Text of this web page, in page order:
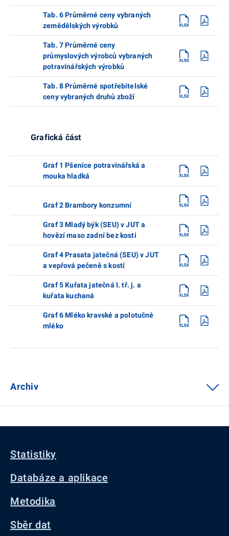
Tab. 6 Průměrné ceny vybraných
zemědělských výrobků
Tab. 7 Průměrné ceny
průmyslových výrobců vybraných
potravinářských výrobků
Tab. 8 Průměrné spotřebitelské
ceny vybraných druhů zboží
Grafická část
Graf 1 Pšenice potravinářská a
mouka hladká
Graf 2 Brambory konzumní
Graf 3 Mladý býk (SEU) v JUT a
hovězí maso zadní bez kosti
Graf 4 Prasata jatečná (SEU) v JUT
a vepřová pečeně s kostí
Graf 5 Kuřata jatečná I. tř. j. a
kuřata kuchaná
Graf 6 Mléko kravské a polotučné
mléko
Archiv
Statistiky
Databáze a aplikace
Metodika
Sběr dat